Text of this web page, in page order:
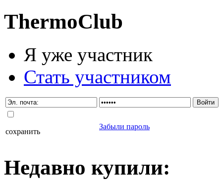
ThermoClub
Я уже участник
Стать участником
сохранить
Забыли пароль
Недавно купили: